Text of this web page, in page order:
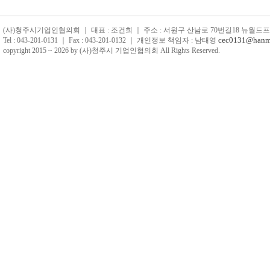
(사)청주시기업인협의회 ｜ 대표 : 조건희 ｜ 주소 : 서원구 산남로 70번길18 뉴월드
Tel : 043-201-0131 ｜ Fax : 043-201-0132 ｜ 개인정보 책임자 : 남태영
copyright 2015 ~ 2026 by (사)청주시 기업인협의회 All Rights Reserved.